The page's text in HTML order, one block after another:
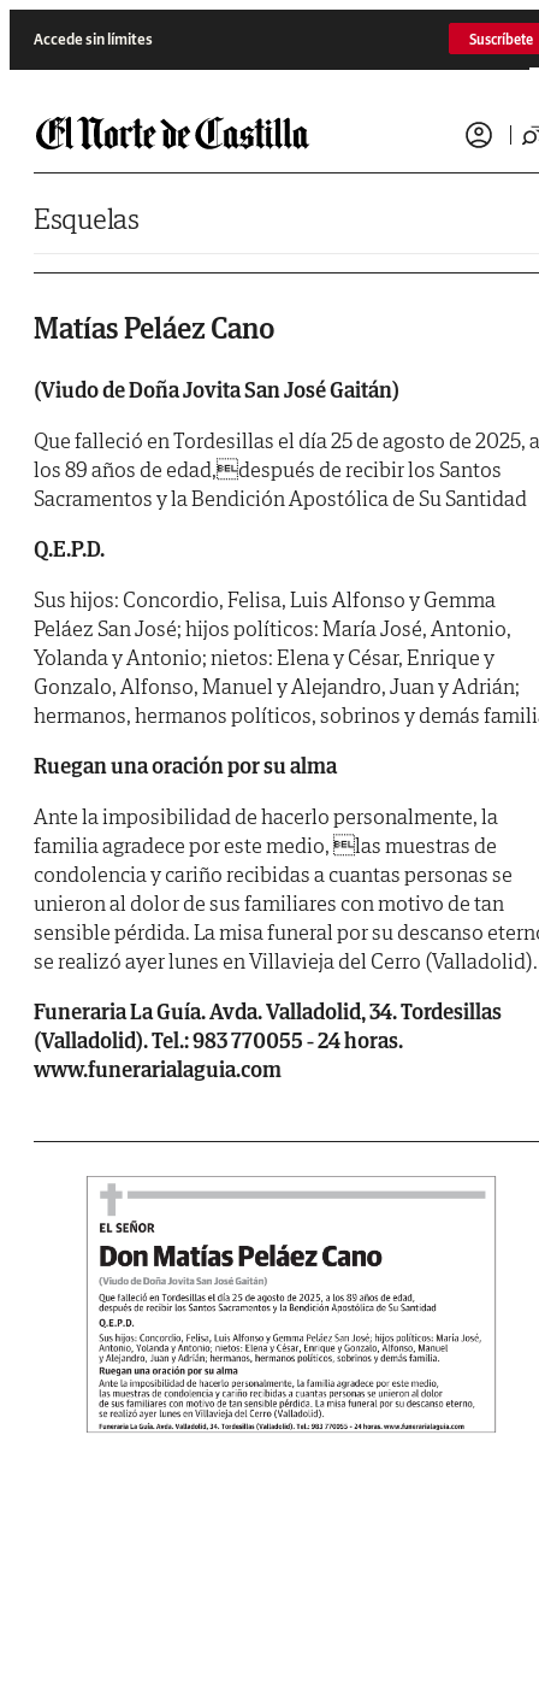
Accede sin límites Suscríbete
Esquelas
Matías Peláez Cano
(Viudo de Doña Jovita San José Gaitán)
Que falleció en Tordesillas el día 25 de agosto de 2025, a
los 89 años de edad,después de recibir los Santos
Sacramentos y la Bendición Apostólica de Su Santidad
Q.E.P.D.
Sus hijos: Concordio, Felisa, Luis Alfonso y Gemma
Peláez San José; hijos políticos: María José, Antonio,
Yolanda y Antonio; nietos: Elena y César, Enrique y
Gonzalo, Alfonso, Manuel y Alejandro, Juan y Adrián;
hermanos, hermanos políticos, sobrinos y demás
Ruegan una oración por su alma
Ante la imposibilidad de hacerlo personalmente, la
familia agradece por este medio, las muestras de
condolencia y cariño recibidas a cuantas personas se
unieron al dolor de sus familiares con motivo de tan
sensible pérdida. La misa funeral por su descanso
se realizó ayer lunes en Villavieja del Cerro (Valladolid).
Funeraria La Guía. Avda. Valladolid, 34. Tordesillas
(Valladolid). Tel.: 983 770055 - 24 horas.
www.funerarialaguia.com